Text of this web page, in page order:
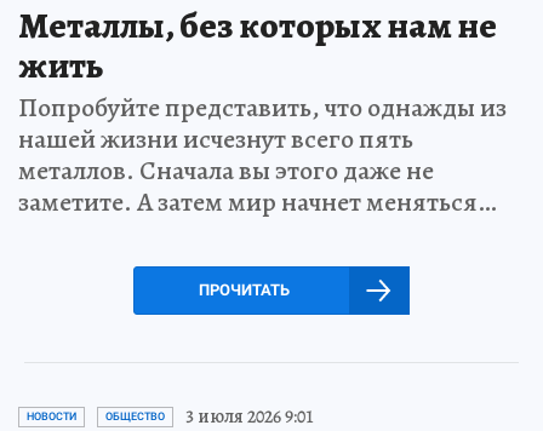
Металлы, без которых нам не
жить
Попробуйте представить, что однажды из
нашей жизни исчезнут всего пять
металлов. Сначала вы этого даже не
заметите. А затем мир начнет меняться…
ПРОЧИТАТЬ
НОВОСТИ ОБЩЕСТВО 3 июля 2026 9:01